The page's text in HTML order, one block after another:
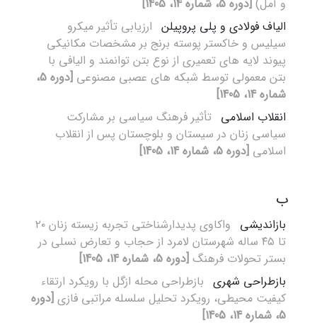
و آمل) [دوره 5، شماره 14، 1405]
الیاف فولادی و پلی پروپیلن ارزیابی تأثیر میکرو
سیلیس و خاکستر پوسته برنج بر مشخصات مکانیکی
پیوند لایه های تعمیری از نوع بتن توانمند و الیافی با
بتن معمولی توسط شبکه های عصبی مصنوعی
[دوره 5،
شماره 14، 1405]
انقلاب اسلامی تأثیر فرهنگ سیاسی بر مشارکت
سیاسی زنان در سیستان و بلوچستان پس از انقلاب
اسلامی [دوره 5، شماره 14، 1405]
ب
بازاندیشی
واکاوی پدیدارشناختی تجربه زیسته زنان ۲۰
تا ۴۵ ساله شهرستان لامرد از حجاب و تعارض نسلی در
بستر تحولات فرهنگ [دوره 5، شماره 14، 1405]
بازطراحی شهری بازطراحی محله ازگل با رویکرد ارتقاء
کیفیت محیطی، رویکرد تحلیل سلسله مراتبی فازی [دوره
5، شماره 14، 1405]